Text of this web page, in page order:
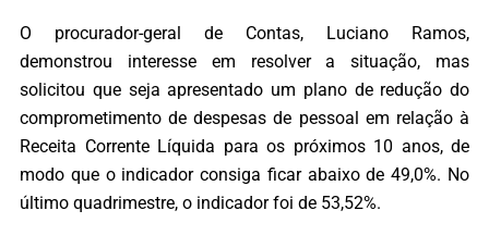
O procurador-geral de Contas, Luciano Ramos,
demonstrou interesse em resolver a situação, mas
solicitou que seja apresentado um plano de redução do
comprometimento de despesas de pessoal em relação à
Receita Corrente Líquida para os próximos 10 anos, de
modo que o indicador consiga ficar abaixo de 49,0%. No
último quadrimestre, o indicador foi de 53,52%.